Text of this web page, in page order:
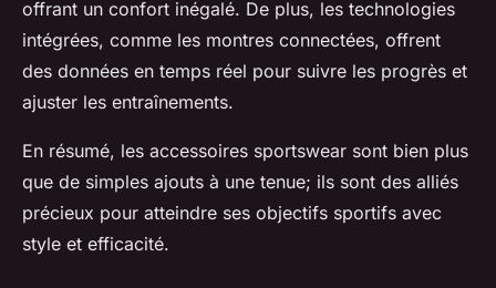
offrant un confort inégalé. De plus, les technologies
intégrées, comme les montres connectées, offrent
des données en temps réel pour suivre les progrès et
ajuster les entraînements.
En résumé, les accessoires sportswear sont bien plus
que de simples ajouts à une tenue; ils sont des alliés
précieux pour atteindre ses objectifs sportifs avec
style et efficacité.